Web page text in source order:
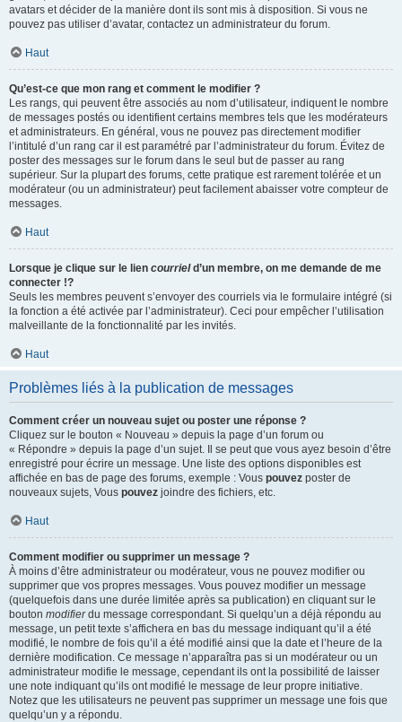
avatars et décider de la manière dont ils sont mis à disposition. Si vous ne
pouvez pas utiliser d’avatar, contactez un administrateur du forum.
Haut
Qu’est-ce que mon rang et comment le modifier ?
Les rangs, qui peuvent être associés au nom d’utilisateur, indiquent le nombre
de messages postés ou identifient certains membres tels que les modérateurs
et administrateurs. En général, vous ne pouvez pas directement modifier
l’intitulé d’un rang car il est paramétré par l’administrateur du forum. Évitez de
poster des messages sur le forum dans le seul but de passer au rang
supérieur. Sur la plupart des forums, cette pratique est rarement tolérée et un
modérateur (ou un administrateur) peut facilement abaisser votre compteur de
messages.
Haut
Lorsque je clique sur le lien courrield’un membre, on me demande de me
connecter !?
Seuls les membres peuvent s’envoyer des courriels via le formulaire intégré (si
la fonction a été activée par l’administrateur). Ceci pour empêcher l’utilisation
malveillante de la fonctionnalité par les invités.
Haut
Problèmes liés à la publication de messages
Comment créer un nouveau sujet ou poster une réponse ?
Cliquez sur le bouton « Nouveau » depuis la page d’un forum ou
« Répondre » depuis la page d’un sujet. Il se peut que vous ayez besoin d’être
enregistré pour écrire un message. Une liste des options disponibles est
affichée en bas de page des forums, exemple : Vous pouvez poster de
nouveaux sujets, Vous pouvez joindre des fichiers, etc.
Haut
Comment modifier ou supprimer un message ?
À moins d’être administrateur ou modérateur, vous ne pouvez modifier ou
supprimer que vos propres messages. Vous pouvez modifier un message
(quelquefois dans une durée limitée après sa publication) en cliquant sur le
bouton modifierdu message correspondant. Si quelqu’un a déjà répondu au
message, un petit texte s’affichera en bas du message indiquant qu’il a été
modifié, le nombre de fois qu’il a été modifié ainsi que la date et l’heure de la
dernière modification. Ce message n’apparaîtra pas si un modérateur ou un
administrateur modifie le message, cependant ils ont la possibilité de laisser
une note indiquant qu’ils ont modifié le message de leur propre initiative.
Notez que les utilisateurs ne peuvent pas supprimer un message une fois que
quelqu’un y a répondu.